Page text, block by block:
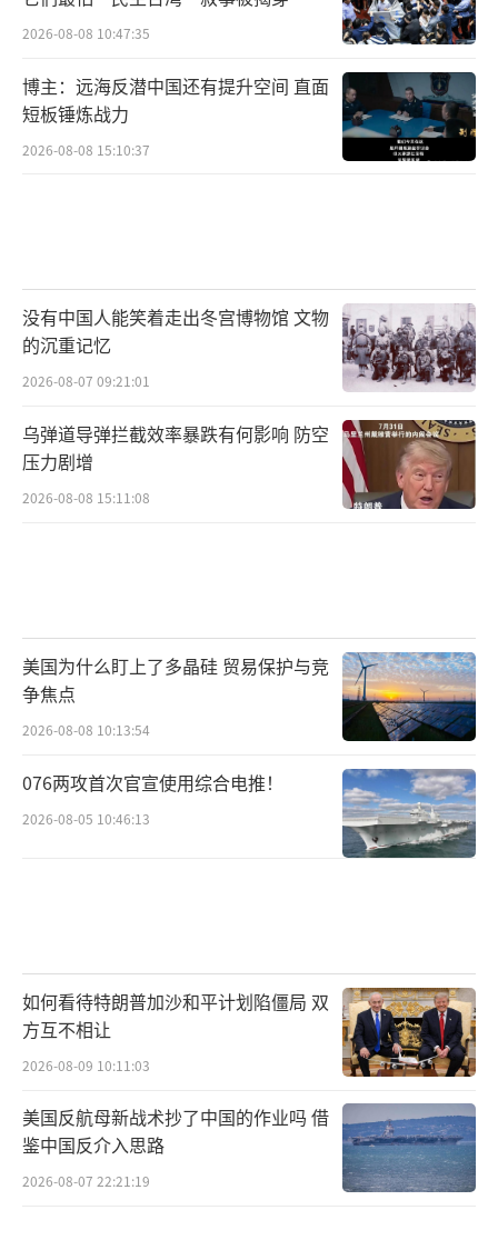
2026-08-08 10:47:35
博主：远海反潜中国还有提升空间 直面
短板锤炼战力
2026-08-08 15:10:37
没有中国人能笑着走出冬宫博物馆 文物
的沉重记忆
2026-08-07 09:21:01
乌弹道导弹拦截效率暴跌有何影响 防空
压力剧增
2026-08-08 15:11:08
美国为什么盯上了多晶硅 贸易保护与竞
争焦点
2026-08-08 10:13:54
076两攻首次官宣使用综合电推！
2026-08-05 10:46:13
如何看待特朗普加沙和平计划陷僵局 双
方互不相让
2026-08-09 10:11:03
美国反航母新战术抄了中国的作业吗 借
鉴中国反介入思路
2026-08-07 22:21:19